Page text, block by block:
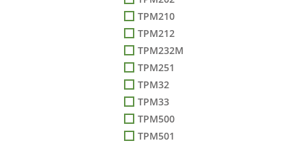
ТРМ210
ТРМ212
ТРМ232М
ТРМ251
ТРМ32
ТРМ33
ТРМ500
ТРМ501